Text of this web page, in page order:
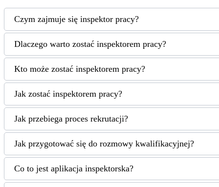
Czym zajmuje się inspektor pracy?
Dlaczego warto zostać inspektorem pracy?
Kto może zostać inspektorem pracy?
Jak zostać inspektorem pracy?
Jak przebiega proces rekrutacji?
Jak przygotować się do rozmowy kwalifikacyjnej?
Co to jest aplikacja inspektorska?